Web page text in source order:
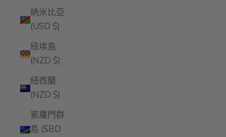
納米比亞
(USD $)
紐埃島
(NZD $)
紐西蘭
(NZD $)
索羅門群
島 (SBD